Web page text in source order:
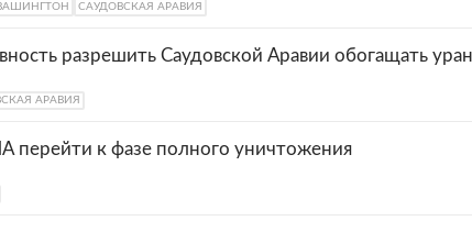
САУДОВСКАЯ АРАВИЯ
разрешить Саудовской Аравии обогащать уран
АРАВИЯ
перейти к фазе полного уничтожения